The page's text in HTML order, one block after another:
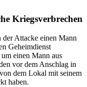
Kriegsverbrechen
Attacke einen Mann
Geheimdienst
einen Mann aus
vor dem Anschlag in
dem Lokal mit seinem
haben.